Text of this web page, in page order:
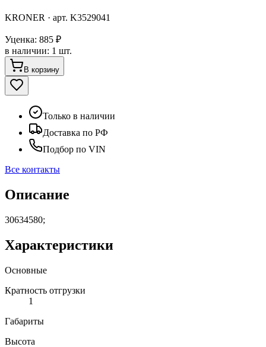
KRONER · арт. K3529041
Уценка: 885 ₽
в наличии: 1 шт.
В корзину
Только в наличии
Доставка по РФ
Подбор по VIN
Все контакты
Описание
30634580;
Характеристики
Основные
Кратность отгрузки
1
Габариты
Высота